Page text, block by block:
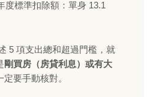
度標準扣除額：單身 13.1
5 項支出總和超過門檻，就
剛買房（房貸利息）或有大
定要手動核對。